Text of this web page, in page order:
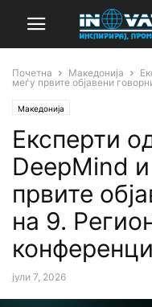
Почетна Македонија
меѓу првите објавени
Македонија
Експерти
DeepMind
првите
на 9.
јули 7, 2026